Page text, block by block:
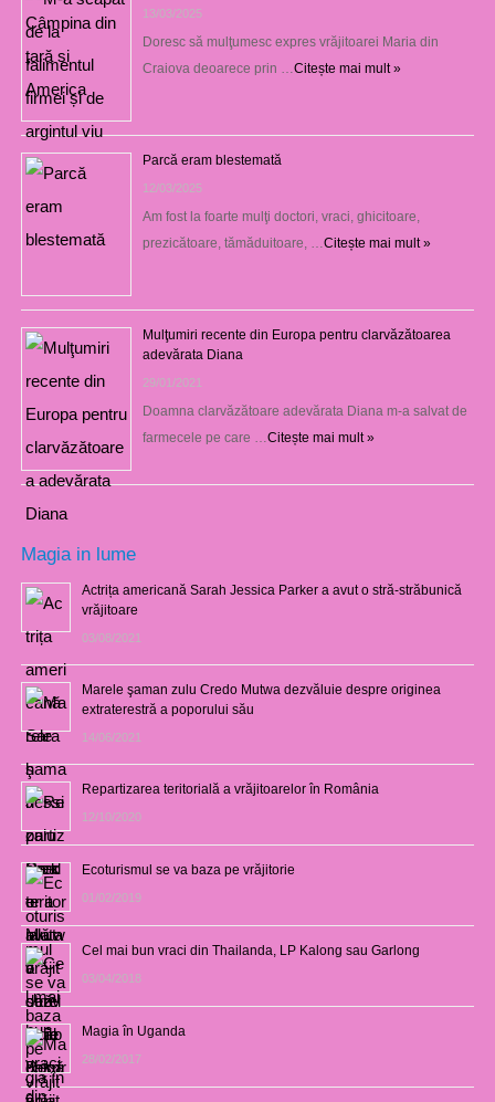
13/03/2025
Doresc să mulţumesc expres vrăjitoarei Maria din
Craiova deoarece prin … Citește mai mult »
Parcă eram blestemată
12/03/2025
Am fost la foarte mulţi doctori, vraci, ghicitoare,
prezicătoare, tămăduitoare, … Citește mai mult »
Mulţumiri recente din Europa pentru clarvăzătoarea
adevărata Diana
29/01/2021
Doamna clarvăzătoare adevărata Diana m-a salvat de
farmecele pe care … Citește mai mult »
Magia in lume
Actrița americană Sarah Jessica Parker a avut o stră-străbunică
vrăjitoare
03/08/2021
Marele şaman zulu Credo Mutwa dezvăluie despre originea
extraterestră a poporului său
14/06/2021
Repartizarea teritorială a vrăjitoarelor în România
12/10/2020
Ecoturismul se va baza pe vrăjitorie
01/02/2019
Cel mai bun vraci din Thailanda, LP Kalong sau Garlong
03/04/2018
Magia în Uganda
28/02/2017